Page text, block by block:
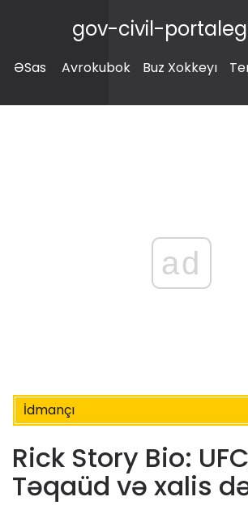
gov-civil-
ƏSas Avrokubok Buz Xokkeyı
ad
İdmançı
Rick Story Bio:
Təqaüd və xalis